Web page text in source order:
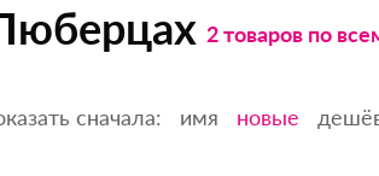
2 товаров по
сначала: имя новые